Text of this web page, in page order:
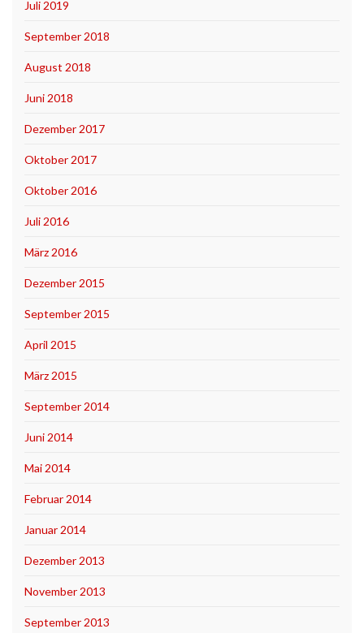
Juli 2019
September 2018
August 2018
Juni 2018
Dezember 2017
Oktober 2017
Oktober 2016
Juli 2016
März 2016
Dezember 2015
September 2015
April 2015
März 2015
September 2014
Juni 2014
Mai 2014
Februar 2014
Januar 2014
Dezember 2013
November 2013
September 2013